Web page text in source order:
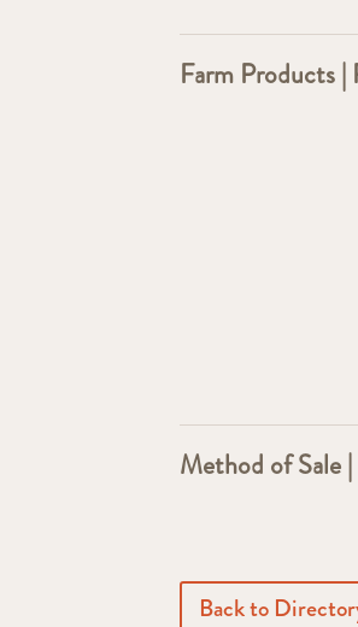
Farm Products
Method of Sale
Back to